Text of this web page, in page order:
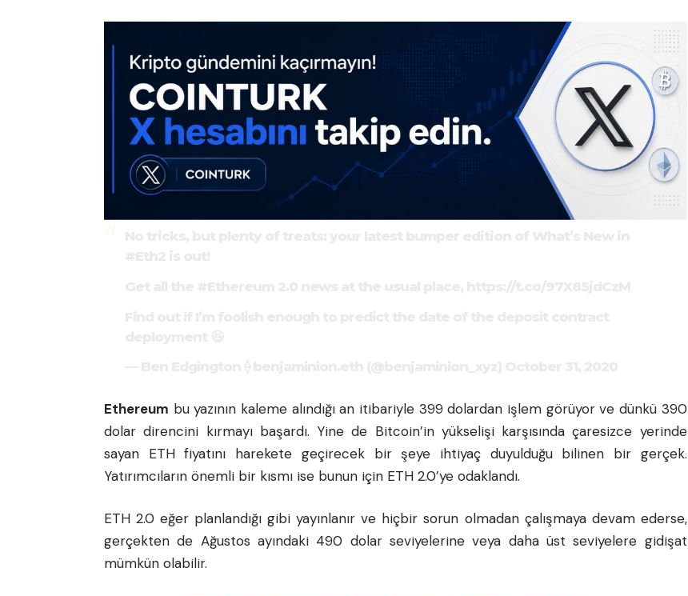
Ethereum bu yazının kaleme alındığı an itibariyle 399 dolardan işlem görüyor ve dünkü 390
dolar direncini kırmayı başardı. Yine de Bitcoin’in yükselişi karşısında çaresizce yerinde
sayan ETH fiyatını harekete geçirecek bir şeye ihtiyaç duyulduğu bilinen bir gerçek.
Yatırımcıların önemli bir kısmı ise bunun için ETH 2.0’ye odaklandı.
ETH 2.0 eğer planlandığı gibi yayınlanır ve hiçbir sorun olmadan çalışmaya devam ederse,
gerçekten de Ağustos ayındaki 490 dolar seviyelerine veya daha üst seviyelere gidişat
mümkün olabilir.